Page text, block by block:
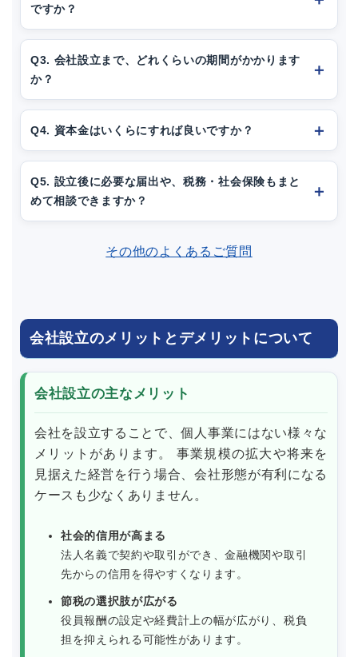
ですか？
Q3. 会社設立まで、どれくらいの期間がかかります
か？
Q4. 資本金はいくらにすれば良いですか？
Q5. 設立後に必要な届出や、税務・社会保険もまと
めて相談できますか？
その他のよくあるご質問
会社設立のメリットとデメリットについて
会社設立の主なメリット
会社を設立することで、個人事業にはない様々な
メリットがあります。 事業規模の拡大や将来を
見据えた経営を行う場合、会社形態が有利になる
ケースも少なくありません。
社会的信用が高まる
法人名義で契約や取引ができ、金融機関や取引
先からの信用を得やすくなります。
節税の選択肢が広がる
役員報酬の設定や経費計上の幅が広がり、税負
担を抑えられる可能性があります。